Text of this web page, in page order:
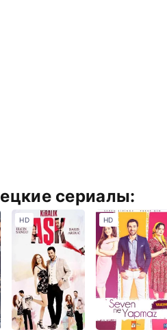
сериалы:
HD HD